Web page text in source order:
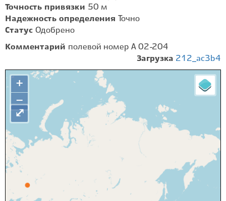
Точность привязки 50 м
Надежность определения
Точно
Статус Одобрено
Комментарий полевой номер А 02-204
Загрузка 212_ac3b4
+
−
⤢